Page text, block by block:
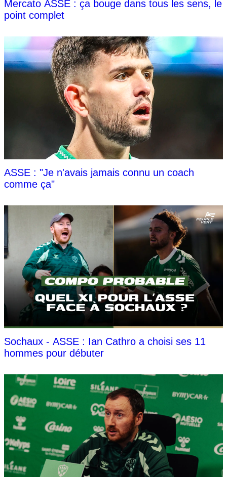
Mercato ASSE : ça bouge dans tous les sens, le
point complet
ASSE : "Je n'avais jamais connu un coach
comme ça"
Sochaux - ASSE : Ian Cathro a choisi ses 11
hommes pour débuter